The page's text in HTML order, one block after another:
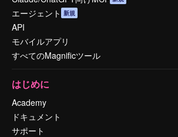
エージェント 新規
API
モバイルアプリ
すべてのMagnificツール
はじめに
Academy
ドキュメント
サポート